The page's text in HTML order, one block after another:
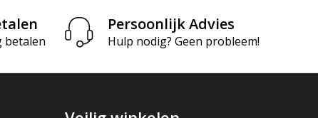
betalen
Persoonlijk Advies
Hulp nodig? Geen probleem!